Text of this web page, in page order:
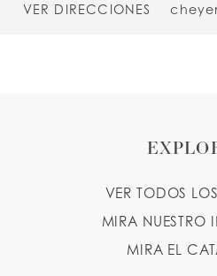
VER DIRECCIONES
VER TODOS
MIRA NUESTRO
MIRA EL